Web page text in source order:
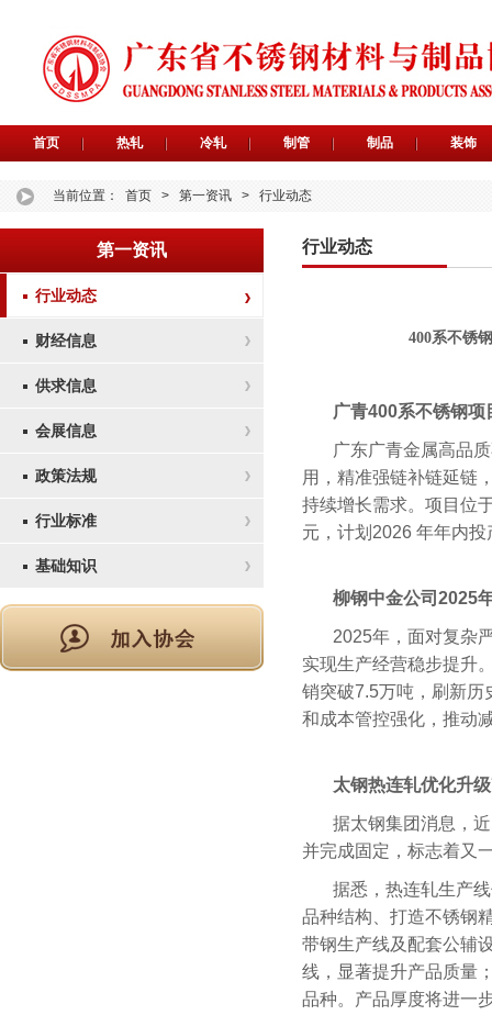
首页 热轧 冷轧 制管 制品 装饰
当前位置： 首页 > 第一资讯 > 行业动态
第一资讯
行业动态
财经信息
供求信息
会展信息
政策法规
行业标准
基础知识
行业动态
400系不锈
广青400系不锈钢项
广东广青金属高品
用，精准强链补链延链
持续增长需求。项目位
元，计划2026 年年内投
柳钢中金公司2025
2025年，面对复杂
实现生产经营稳步提升
销突破7.5万吨，刷新历
和成本管控强化，推动
太钢热连轧优化升
据太钢集团消息，
并完成固定，标志着又
据悉，热连轧生产
品种结构、打造不锈钢
带钢生产线及配套公辅
线，显著提升产品质量
品种。产品厚度将进一